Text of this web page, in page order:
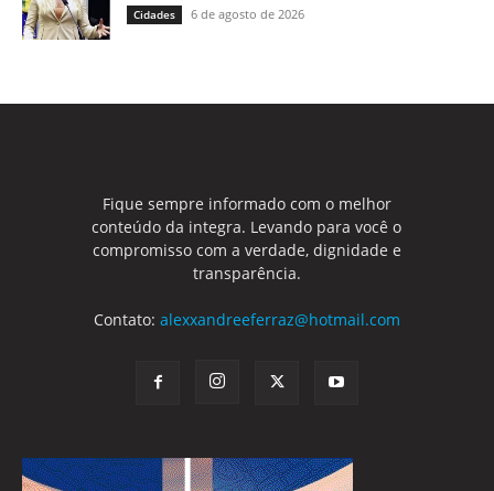
Cidades 6 de agosto de 2026
Fique sempre informado com o melhor
conteúdo da integra. Levando para você o
compromisso com a verdade, dignidade e
transparência.
Contato: alexxandreeferraz@hotmail.com